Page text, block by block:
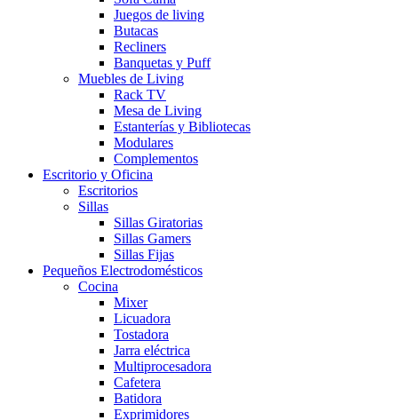
Juegos de living
Butacas
Recliners
Banquetas y Puff
Muebles de Living
Rack TV
Mesa de Living
Estanterías y Bibliotecas
Modulares
Complementos
Escritorio y Oficina
Escritorios
Sillas
Sillas Giratorias
Sillas Gamers
Sillas Fijas
Pequeños Electrodomésticos
Cocina
Mixer
Licuadora
Tostadora
Jarra eléctrica
Multiprocesadora
Cafetera
Batidora
Exprimidores